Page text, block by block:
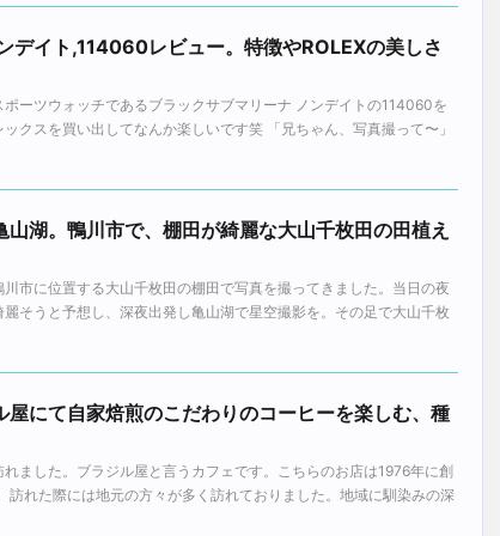
デイト,114060レビュー。特徴やROLEXの美しさ
ーツウォッチであるブラックサブマリーナ ノンデイトの114060を
クスを買い出してなんか楽しいです笑 「兄ちゃん、写真撮って〜」
湖。鴨川市で、棚田が綺麗な大山千枚田の田植え
市に位置する大山千枚田の棚田で写真を撮ってきました。当日の夜
そうと予想し、深夜出発し亀山湖で星空撮影を。その足で大山千枚
屋にて自家焙煎のこだわりのコーヒーを楽しむ、種
ました。ブラジル屋と言うカフェです。こちらのお店は1976年に創
れた際には地元の方々が多く訪れておりました。地域に馴染みの深